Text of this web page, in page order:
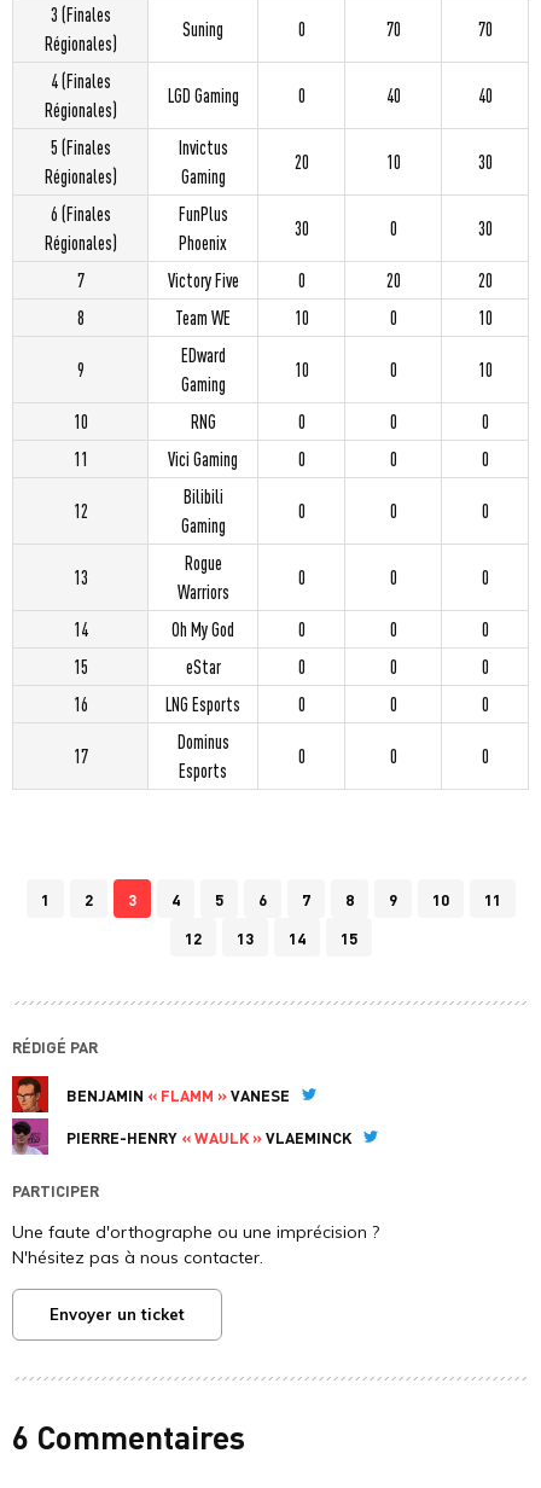
3 (Finales
Régionales)
Suning 0 70 70
4 (Finales
Régionales)
LGD Gaming 0 40 40
5 (Finales
Régionales)
Invictus
Gaming
20 10 30
6 (Finales
Régionales)
FunPlus
Phoenix
30 0 30
7 Victory Five 0 20
20
8
⁠Team WE 10 0 10
9
EDward
Gaming
10 0 10
10 RNG 0 0
0
11
Vici Gaming 0 0 0
12
Bilibili
Gaming
0 0 0
13
Rogue
Warriors
0 0 0
14 Oh My God 0 0
0
15
eStar 0 0
0
16
LNG Esports 0 0 0
17
Dominus
Esports
0 0 0
1 2 3 4 5 6 7 8 9 10
11
12
13 14 15
RÉDIGÉ PAR
BENJAMIN « FLAMM »VANESE
PIERRE-HENRY « WAULK »VLAEMINCK
PARTICIPER
Une faute d'orthographe ou une imprécision ?
N'hésitez pas à nous contacter.
Envoyer un ticket
6 Commentaires